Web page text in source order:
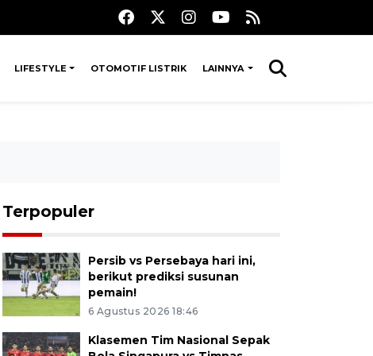
LIFESTYLE OTOMOTIF LISTRIK LAINNYA
Terpopuler
Persib vs Persebaya hari ini,
berikut prediksi susunan
pemain!
6 Agustus 2026 18:46
Klasemen Tim Nasional Sepak